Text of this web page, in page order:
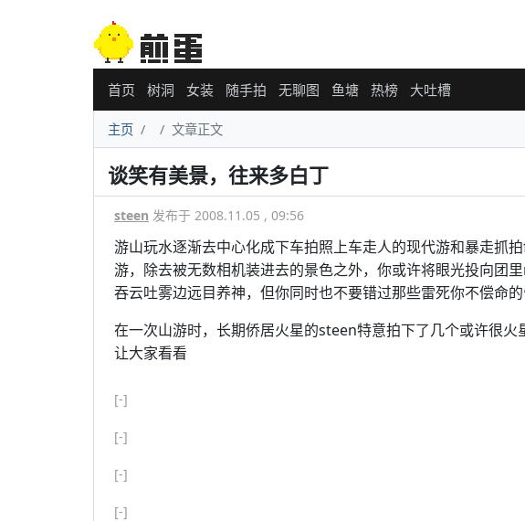
首页 树洞 女装 随手拍 无聊图 鱼塘 热榜 大吐槽
主页 文章正文
谈笑有美景，往来多白丁
steen 发布于 2008.11.05 , 09:56
游山玩水逐渐去中心化成下车拍照上车走人的现代游和暴走抓
游，除去被无数相机装进去的景色之外，你或许将眼光投向团
吞云吐雾边远目养神，但你同时也不要错过那些雷死你不偿命
在一次山游时，长期侨居火星的steen特意拍下了几个或许很
让大家看看
[-]
[-]
[-]
[-]